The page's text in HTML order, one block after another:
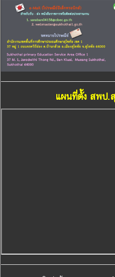
แผนที่ตั้ง สพป.